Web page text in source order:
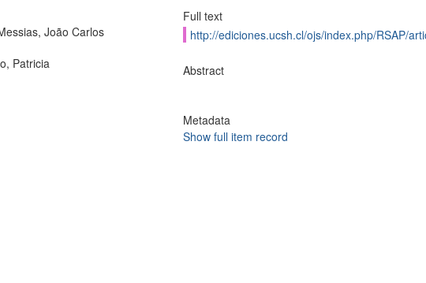
João Carlos
Patricia
Full text
http://ediciones.ucsh.cl/ojs/index.php/RSAP/
Abstract
Metadata
Show full item record